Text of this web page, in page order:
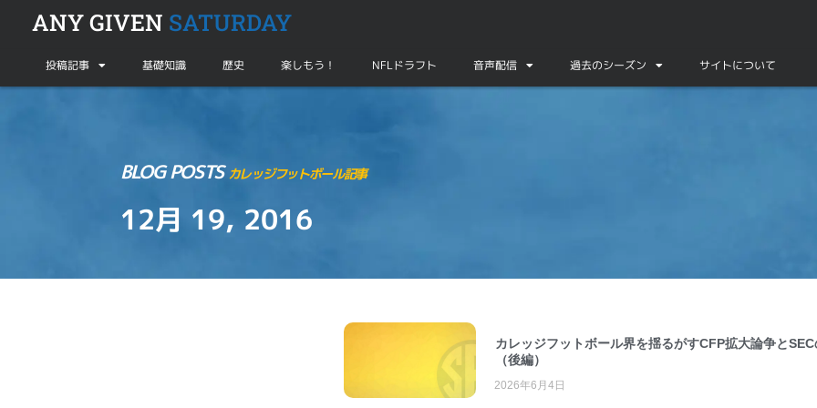
ANY GIVEN SATURDAY
投稿記事 基礎知識 歴史 楽しもう！ NFLドラフト 音声配信 過去のシーズン サイトについて
BLOG POSTSカレッジフットボール記事
12月 19, 2016
カレッジフットボール界を揺るがすCFP拡大論争と
（後編）
2026年6月4日